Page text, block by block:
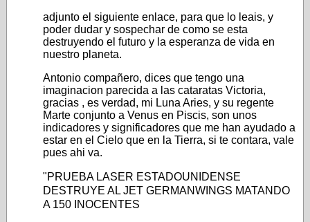
adjunto el siguiente enlace, para que lo leais, y
poder dudar y sospechar de como se esta
destruyendo el futuro y la esperanza de vida en
nuestro planeta.
Antonio compañero, dices que tengo una
imaginacion parecida a las cataratas Victoria,
gracias , es verdad, mi Luna Aries, y su regente
Marte conjunto a Venus en Piscis, son unos
indicadores y significadores que me han ayudado a
estar en el Cielo que en la Tierra, si te contara, vale
pues ahi va.
"PRUEBA LASER ESTADOUNIDENSE
DESTRUYE AL JET GERMANWINGS MATANDO
A 150 INOCENTES